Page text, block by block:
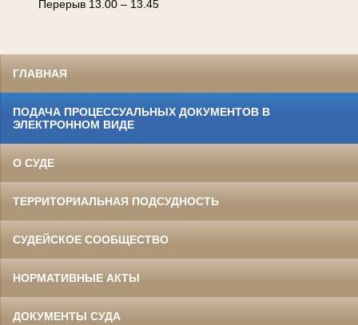
Перерыв 13.00 – 13.45
ГЛАВНАЯ
ПОДАЧА ПРОЦЕССУАЛЬНЫХ ДОКУМЕНТОВ В
ЭЛЕКТРОННОМ ВИДЕ
О СУДЕ
ТЕРРИТОРИАЛЬНАЯ ПОДСУДНОСТЬ
СУДЕЙСКОЕ СООБЩЕСТВО
НОРМАТИВНЫЕ АКТЫ
ДОКУМЕНТЫ СУДА